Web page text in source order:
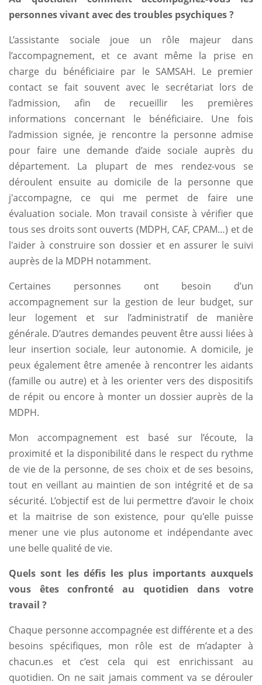
personnes vivant avec des troubles psychiques ?
L’assistante sociale joue un rôle majeur dans
l’accompagnement, et ce avant même la prise en
charge du bénéficiaire par le SAMSAH. Le premier
contact se fait souvent avec le secrétariat lors de
l’admission, afin de recueillir les premières
informations concernant le bénéficiaire. Une fois
l’admission signée, je rencontre la personne admise
pour faire une demande d’aide sociale auprès du
département. La plupart de mes rendez-vous se
déroulent ensuite au domicile de la personne que
j'accompagne, ce qui me permet de faire une
évaluation sociale. Mon travail consiste à vérifier que
tous ses droits sont ouverts (MDPH, CAF, CPAM…) et de
l'aider à construire son dossier et en assurer le suivi
auprès de la MDPH notamment.
Certaines personnes ont besoin d’un
accompagnement sur la gestion de leur budget, sur
leur logement et sur l’administratif de manière
générale. D’autres demandes peuvent être aussi liées à
leur insertion sociale, leur autonomie. A domicile, je
peux également être amenée à rencontrer les aidants
(famille ou autre) et à les orienter vers des dispositifs
de répit ou encore à monter un dossier auprès de la
MDPH.
Mon accompagnement est basé sur l’écoute, la
proximité et la disponibilité dans le respect du rythme
de vie de la personne, de ses choix et de ses besoins,
tout en veillant au maintien de son intégrité et de sa
sécurité. L’objectif est de lui permettre d’avoir le choix
et la maitrise de son existence, pour qu'elle puisse
mener une vie plus autonome et indépendante avec
une belle qualité de vie.
Quels sont les défis les plus importants auxquels
vous êtes confronté au quotidien dans votre
travail ?
Chaque personne accompagnée est différente et a des
besoins spécifiques, mon rôle est de m’adapter à
chacun.es et c’est cela qui est enrichissant au
quotidien. On ne sait jamais comment va se dérouler